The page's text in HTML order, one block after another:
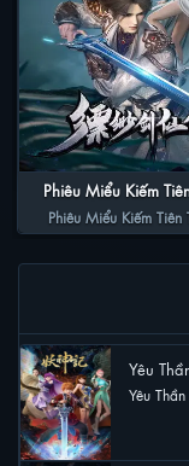
Phiêu Miểu Kiếm
Phiêu Miểu Kiếm Tiên
Yêu
Yêu